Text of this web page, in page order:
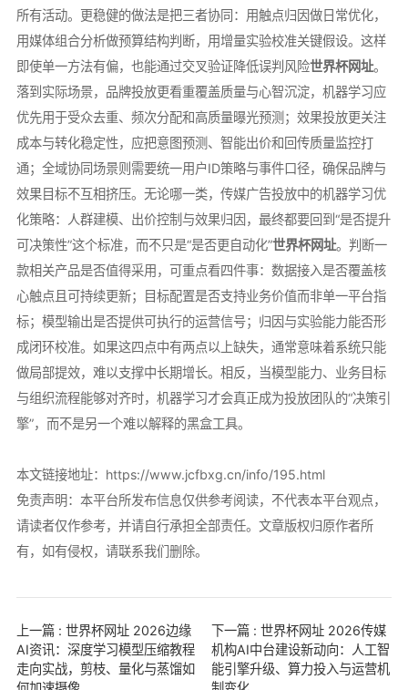
所有活动。更稳健的做法是把三者协同：用触点归因做日常优化，
用媒体组合分析做预算结构判断，用增量实验校准关键假设。这样
即使单一方法有偏，也能通过交叉验证降低误判风险世界杯网址。
落到实际场景，品牌投放更看重覆盖质量与心智沉淀，机器学习应
优先用于受众去重、频次分配和高质量曝光预测；效果投放更关注
成本与转化稳定性，应把意图预测、智能出价和回传质量监控打
通；全域协同场景则需要统一用户ID策略与事件口径，确保品牌与
效果目标不互相挤压。无论哪一类，传媒广告投放中的机器学习优
化策略：人群建模、出价控制与效果归因，最终都要回到“是否提升
可决策性”这个标准，而不只是“是否更自动化”世界杯网址。判断一
款相关产品是否值得采用，可重点看四件事：数据接入是否覆盖核
心触点且可持续更新；目标配置是否支持业务价值而非单一平台指
标；模型输出是否提供可执行的运营信号；归因与实验能力能否形
成闭环校准。如果这四点中有两点以上缺失，通常意味着系统只能
做局部提效，难以支撑中长期增长。相反，当模型能力、业务目标
与组织流程能够对齐时，机器学习才会真正成为投放团队的“决策引
擎”，而不是另一个难以解释的黑盒工具。
本文链接地址： https://www.jcfbxg.cn/info/195.html
免责声明：本平台所发布信息仅供参考阅读，不代表本平台观点，
请读者仅作参考，并请自行承担全部责任。文章版权归原作者所
有，如有侵权，请联系我们删除。
上一篇 : 世界杯网址 2026边缘
AI资讯：深度学习模型压缩教程
走向实战，剪枝、量化与蒸馏如
下一篇 : 世界杯网址 2026传媒
机构AI中台建设新动向：人工智
能引擎升级、算力投入与运营机